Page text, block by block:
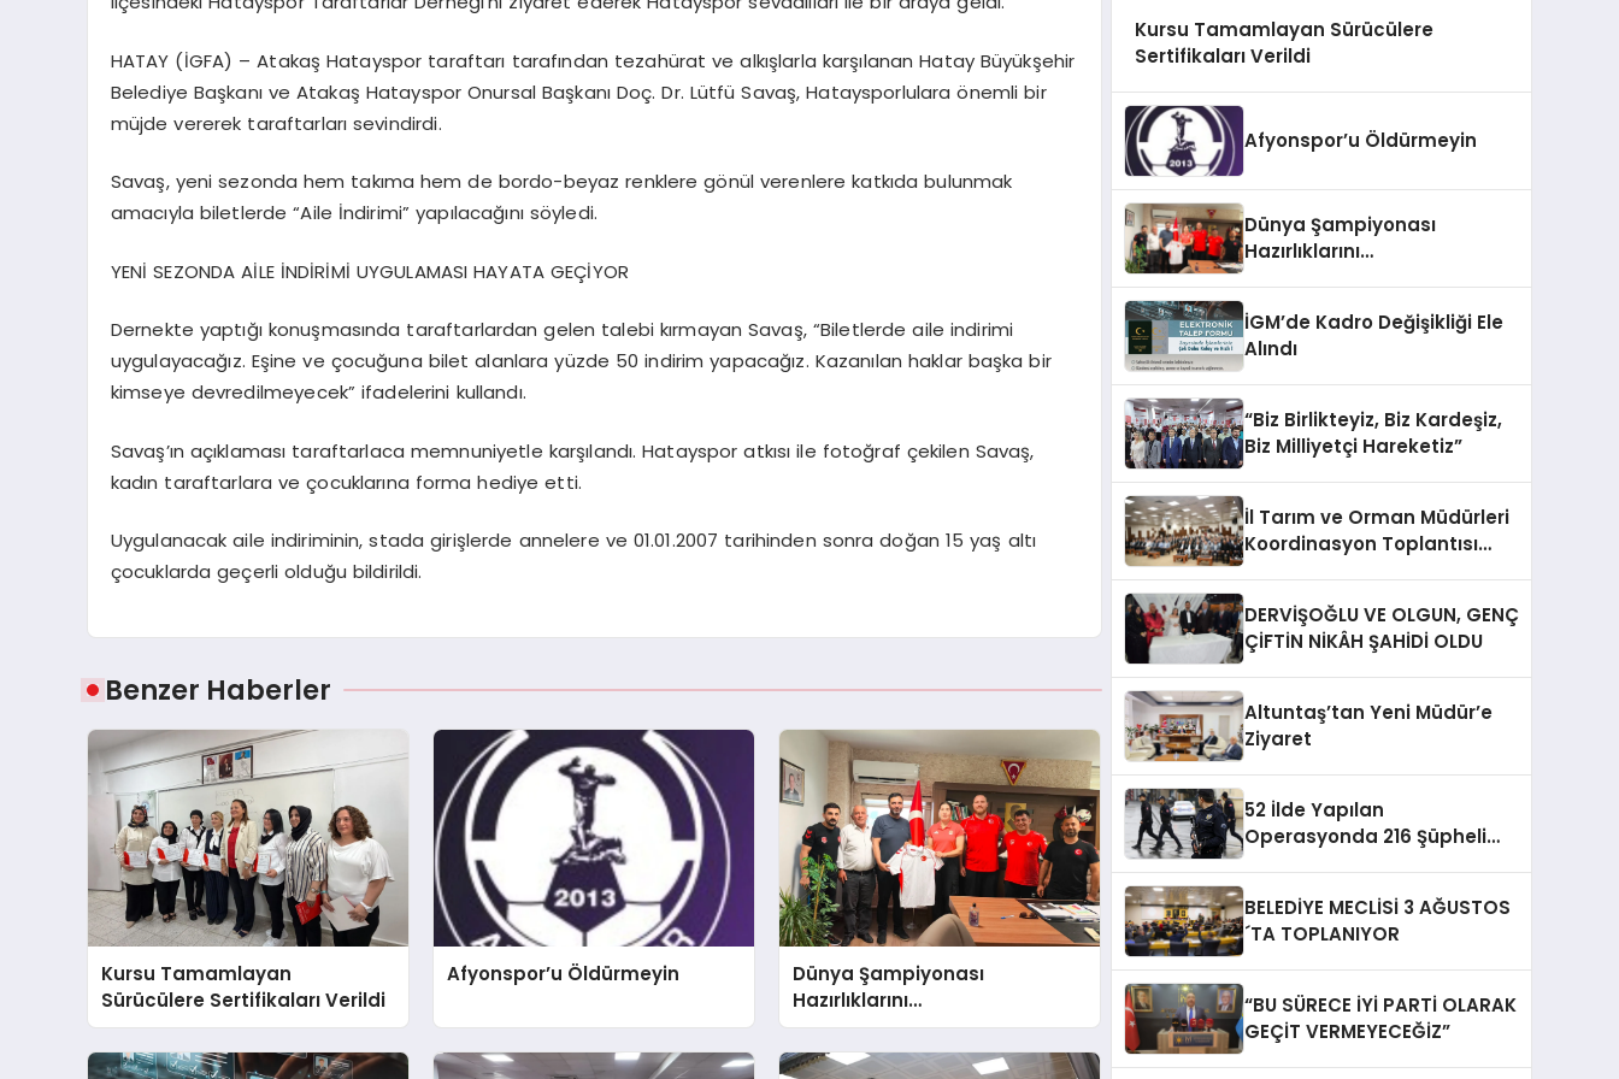
HATAY (İGFA) – Atakaş Hatayspor taraftarı tarafından tezahürat ve alkışlarla karşılanan Hatay Büyükşehir
Belediye Başkanı ve Atakaş Hatayspor Onursal Başkanı Doç. Dr. Lütfü Savaş, Hataysporlulara önemli bir
müjde vererek taraftarları sevindirdi.
Savaş, yeni sezonda hem takıma hem de bordo-beyaz renklere gönül verenlere katkıda bulunmak
amacıyla biletlerde “Aile İndirimi” yapılacağını söyledi.
YENİ SEZONDA AİLE İNDİRİMİ UYGULAMASI HAYATA GEÇİYOR
Dernekte yaptığı konuşmasında taraftarlardan gelen talebi kırmayan Savaş, “Biletlerde aile indirimi
uygulayacağız. Eşine ve çocuğuna bilet alanlara yüzde 50 indirim yapacağız. Kazanılan haklar başka bir
kimseye devredilmeyecek” ifadelerini kullandı.
Savaş’ın açıklaması taraftarlaca memnuniyetle karşılandı. Hatayspor atkısı ile fotoğraf çekilen Savaş,
kadın taraftarlara ve çocuklarına forma hediye etti.
Uygulanacak aile indiriminin, stada girişlerde annelere ve 01.01.2007 tarihinden sonra doğan 15 yaş altı
çocuklarda geçerli olduğu bildirildi.
Benzer Haberler
Kursu Tamamlayan
Sürücülere Sertifikaları Verildi
Afyonspor’u Öldürmeyin
Dünya Şampiyonası
Hazırlıklarını
Afyonkarahisar’da
Sürdürüyorlar
Kursu Tamamlayan Sürücülere
Sertifikaları Verildi
Afyonspor’u Öldürmeyin
Dünya Şampiyonası
Hazırlıklarını
İGM’de Kadro Değişikliği Ele
Alındı
“Biz Birlikteyiz, Biz Kardeşiz,
Biz Milliyetçi Hareketiz”
İl Tarım ve Orman Müdürleri
Koordinasyon Toplantısı
DERVİŞOĞLU VE OLGUN, GENÇ
ÇİFTİN NİKÂH ŞAHİDİ OLDU
Altuntaş’tan Yeni Müdür’e
Ziyaret
52 İlde Yapılan
Operasyonda 216 Şüpheli
BELEDİYE MECLİSİ 3 AĞUSTOS
´TA TOPLANIYOR
“BU SÜRECE İYİ PARTİ OLARAK
GEÇİT VERMEYECEĞİZ”